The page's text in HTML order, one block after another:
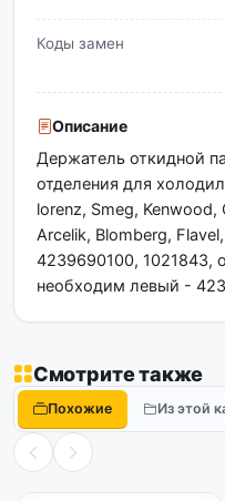
Коды замен
Описание
Держатель откидной
отделения для
lorenz, Smeg, Kenwood,
Arcelik, Blomberg,
4239690100, 1021843,
необходим левый -
Смотрите также
Похожие Из этой